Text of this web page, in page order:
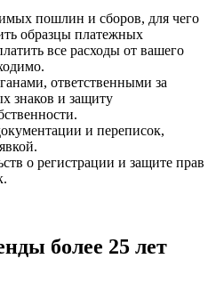
пошлин и сборов, для чего
образцы платежных
все расходы от вашего
ответственными за
знаков и защиту
и переписок,
о регистрации и защите прав
более 25 лет